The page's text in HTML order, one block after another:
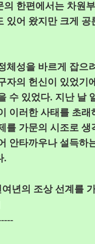
의 한편에서는 차원
있어 왔지만 크게 공
체성을 바르게 잡으
자의 헌신이 있었기
수 있었다. 지난 날
이러한 사태를 초래
를 가문의 시조로 생
안타까우나설득하
.
여년의 조상 선계를